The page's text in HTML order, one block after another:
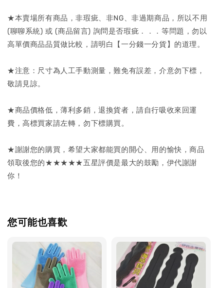
★本賣場所有商品，非瑕疵、非NG、非過期商品，所以不用
(聊聊系統) 或 (商品留言) 詢問是否瑕疵．．．等問題，勿以
高單價商品品質做比較，請明白【一分錢一分貨】的道理。
★注意：尺寸為人工手動測量，難免有誤差，介意勿下標，
敬請見諒。
★商品價格低，薄利多銷，退換貨者，請自行吸收來回運
費，高標買家請左轉，勿下標購買。
★謝謝您的購買，希望大家都能買的開心、用的愉快，商品
領取後您的★★★★★五星評價是最大的鼓勵，伊代謝謝
你！
您可能也喜歡